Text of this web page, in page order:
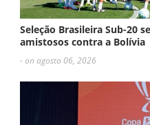
Seleção Brasileira Sub-20
amistosos contra a Bolívia
- on agosto 06, 2026